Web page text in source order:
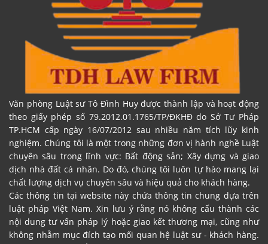
Văn phòng Luật sư Tô Đình Huy được thành lập và hoạt động
theo giấy phép số 79.2012.01.1765/TP/ĐKHĐ do Sở Tư Pháp
TP.HCM cấp ngày 16/07/2012 sau nhiều năm tích lũy kinh
nghiệm. Chúng tôi là một trong những đơn vị hành nghề Luật
chuyên sâu trong lĩnh vực: Bất động sản; Xây dựng và giao
dịch nhà đất cá nhân. Do đó, chúng tôi luôn tự hào mang lại
chất lượng dịch vụ chuyên sâu và hiệu quả cho khách hàng.
Các thông tin tại website này chứa thông tin chung dựa trên
luật pháp Việt Nam. Xin lưu ý rằng nó không cấu thành các
nội dung tư vấn pháp lý hoặc giao kết thương mại, cũng như
không nhằm mục đích tạo mối quan hệ luật sư - khách hàng.